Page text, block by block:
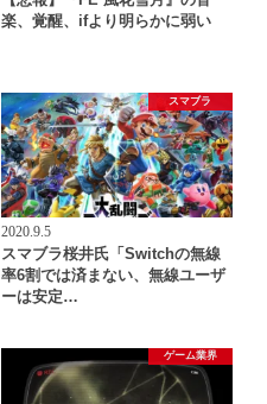
楽、覚醒、ifより明らかに弱い
スマブラ
2020.9.5
スマブラ桜井氏「Switchの無線
率6割では済まない、無線ユーザ
ーは安定…
ゲーム業界